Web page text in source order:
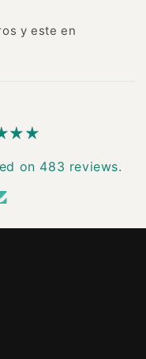
y este en
on 483 reviews.